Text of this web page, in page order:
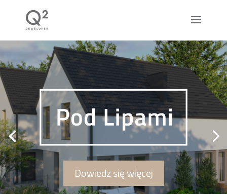
Dowiedz się więcej